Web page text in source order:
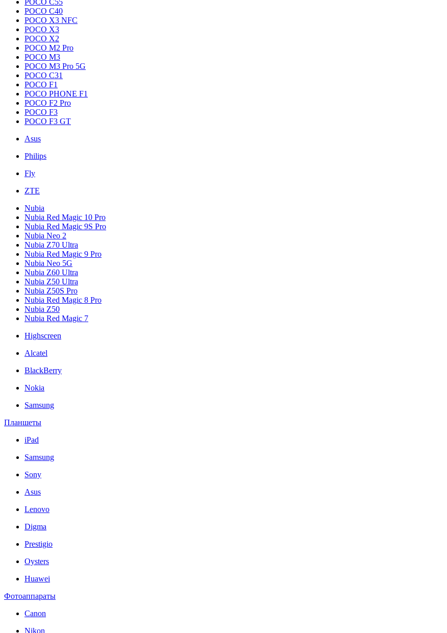
POCO C55
POCO C40
POCO X3 NFC
POCO X3
POCO X2
POCO M2 Pro
POCO M3
POCO M3 Pro 5G
POCO C31
POCO F1
POCO PHONE F1
POCO F2 Pro
POCO F3
POCO F3 GT
Asus
Philips
Fly
ZTE
Nubia
Nubia Red Magic 10 Pro
Nubia Red Magic 9S Pro
Nubia Neo 2
Nubia Z70 Ultra
Nubia Red Magic 9 Pro
Nubia Neo 5G
Nubia Z60 Ultra
Nubia Z50 Ultra
Nubia Z50S Pro
Nubia Red Magic 8 Pro
Nubia Z50
Nubia Red Magic 7
Highscreen
Alcatel
BlackBerry
Nokia
Samsung
Планшеты
iPad
Samsung
Sony
Asus
Lenovo
Digma
Prestigio
Oysters
Huawei
Фотоаппараты
Canon
Nikon